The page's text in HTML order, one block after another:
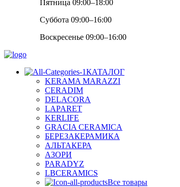
Пятница 09:00–18:00
Суббота 09:00–16:00
Воскресенье 09:00–16:00
КАТАЛОГ
KERAMA MARAZZI
CERADIM
DELACORA
LAPARET
KERLIFE
GRACIA CERAMICA
БЕРЕЗАКЕРАМИКА
АЛЬТАКЕРА
АЗОРИ
PARADYZ
LBCERAMICS
Все товары